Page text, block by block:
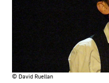
© David Ruellan